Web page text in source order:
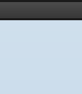
ar rs